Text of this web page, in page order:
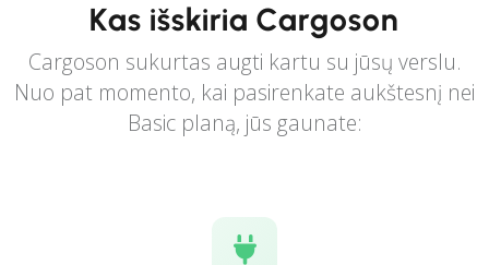
Kas išskiria Cargoson
Cargoson sukurtas augti kartu su jūsų verslu.
Nuo pat momento, kai pasirenkate aukštesnį nei
Basic planą, jūs gaunate: